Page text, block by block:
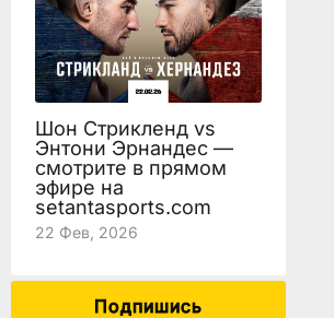
Шон Стрикленд vs
Энтони Эрнандес —
смотрите в прямом
эфире на
setantasports.com
22 Фев, 2026
Подпишись